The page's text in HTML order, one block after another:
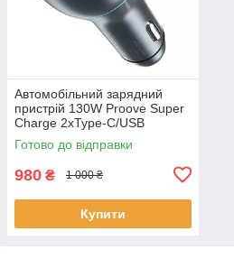
Автомобільний зарядний
пристрій 130W Proove Super
Charge 2хType-C/USB
(ACSC13120004)
Готово до відправки
980 ₴ 1 000 ₴
Купити